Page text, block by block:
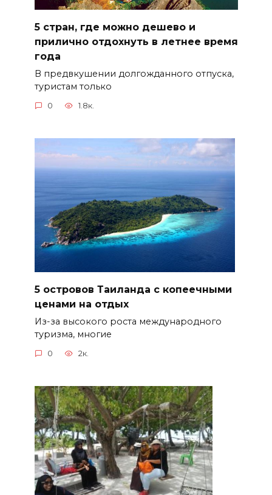
5 стран, где можно дешево и
прилично отдохнуть в летнее время
года
В предвкушении долгожданного отпуска,
туристам только
0 1.8к.
5 островов Таиланда с копеечными
ценами на отдых
Из-за высокого роста международного
туризма, многие
0 2к.